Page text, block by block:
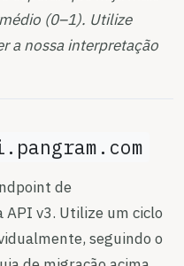
(0–1). Utilize
a nossa interpretação
de
API v3. Utilize um ciclo
seguindo o